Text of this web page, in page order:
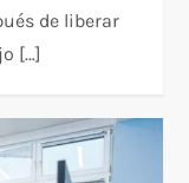
de liberar
[…]